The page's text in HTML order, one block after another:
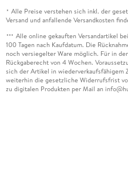
* Alle Preise verstehen sich inkl. der
Versand und anfallende Versandkosten
*** Alle online gekauften Versandartikel
100 Tagen nach Kaufdatum. Die
noch versiegelter Ware möglich. Für in
Rückgaberecht von 4 Wochen.
sich der Artikel in
weiterhin die gesetzliche Widerrufsfrist
zu digitalen Produkten per Mail an